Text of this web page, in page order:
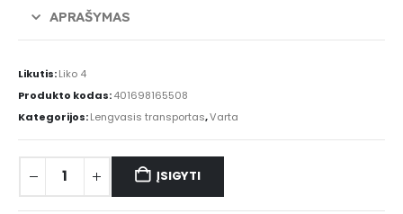
APRAŠYMAS
Likutis:Liko 4
Produkto kodas:401698165508
Kategorijos:Lengvasis transportas,Varta
ĮSIGYTI